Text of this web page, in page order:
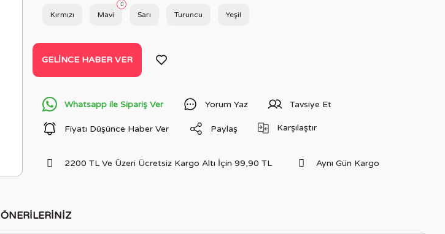
Kırmızı Mavi Sarı Turuncu Yeşil
GELINCE HABER VER
Whatsapp ile Sipariş Ver Yorum Yaz Tavsiye Et
Fiyatı Düşünce Haber Ver Paylaş Karşılaştır
2200 TL Ve Üzeri Ücretsiz Kargo Altı İçin 99,90 TL Aynı Gün Kargo
ÖNERILERINIZ